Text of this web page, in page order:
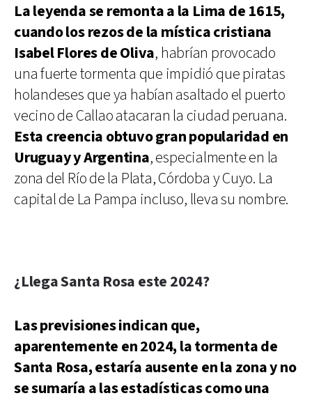
La leyenda se remonta a la Lima de 1615,
cuando los rezos de la mística cristiana
Isabel Flores de Oliva, habrían provocado
una fuerte tormenta que impidió que piratas
holandeses que ya habían asaltado el puerto
vecino de Callao atacaran la ciudad peruana.
Esta creencia obtuvo gran popularidad en
Uruguay y Argentina, especialmente en la
zona del Río de la Plata, Córdoba y Cuyo. La
capital de La Pampa incluso, lleva su nombre.
¿Llega Santa Rosa este 2024?
Las previsiones indican que,
aparentemente en 2024, la tormenta de
Santa Rosa, estaría ausente en la zona y no
se sumaría a las estadísticas como una